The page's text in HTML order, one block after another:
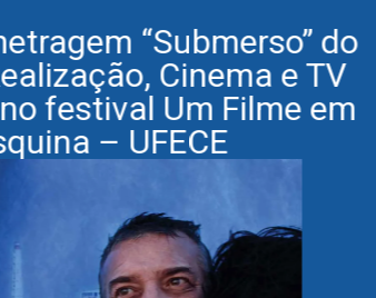
“Submerso” do
Cinema e TV
festival Um Filme em
– UFECE